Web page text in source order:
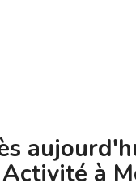
à